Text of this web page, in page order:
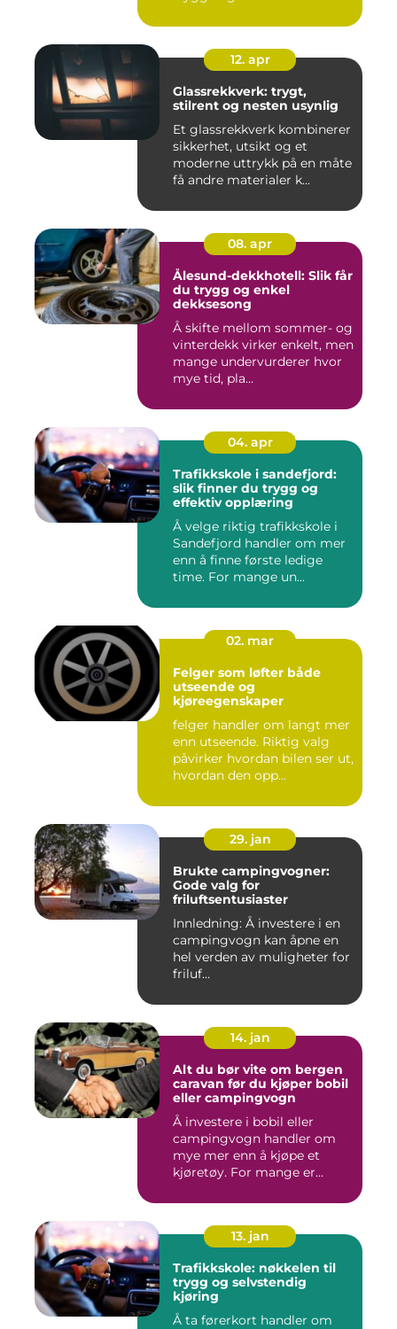
12. apr
Glassrekkverk: trygt,
stilrent og nesten usynlig
Et glassrekkverk kombinerer
sikkerhet, utsikt og et
moderne uttrykk på en måte
få andre materialer k...
08. apr
Ålesund-dekkhotell: Slik får
du trygg og enkel
dekksesong
Å skifte mellom sommer- og
vinterdekk virker enkelt, men
mange undervurderer hvor
mye tid, pla...
04. apr
Trafikkskole i sandefjord:
slik finner du trygg og
effektiv opplæring
Å velge riktig trafikkskole i
Sandefjord handler om mer
enn å finne første ledige
time. For mange un...
02. mar
Felger som løfter både
utseende og
kjøreegenskaper
felger handler om langt mer
enn utseende. Riktig valg
påvirker hvordan bilen ser ut,
hvordan den opp...
29. jan
Brukte campingvogner:
Gode valg for
friluftsentusiaster
Innledning: Å investere i en
campingvogn kan åpne en
hel verden av muligheter for
friluf...
14. jan
Alt du bør vite om bergen
caravan før du kjøper bobil
eller campingvogn
Å investere i bobil eller
campingvogn handler om
mye mer enn å kjøpe et
kjøretøy. For mange er
13. jan
Trafikkskole: nøkkelen til
trygg og selvstendig
kjøring
Å ta førerkort handler om